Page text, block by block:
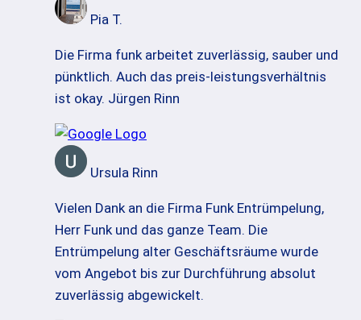
Pia T.
Die Firma funk arbeitet zuverlässig, sauber und
pünktlich. Auch das preis-leistungsverhältnis
ist okay. Jürgen Rinn
Ursula Rinn
Vielen Dank an die Firma Funk Entrümpelung,
Herr Funk und das ganze Team. Die
Entrümpelung alter Geschäftsräume wurde
vom Angebot bis zur Durchführung absolut
zuverlässig abgewickelt.